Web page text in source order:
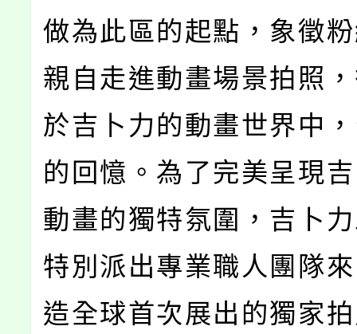
做為此區的起點，象徵
親自走進動畫場景拍照
於吉卜力的動畫世界中
的回憶。為了完美呈現
動畫的獨特氛圍，吉卜
特別派出專業職人團隊
造全球首次展出的獨家